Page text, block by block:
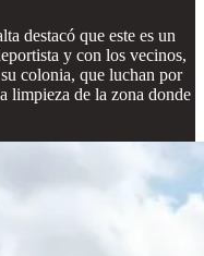
destacó que este es un
y con los vecinos,
colonia, que luchan por
limpieza de la zona donde